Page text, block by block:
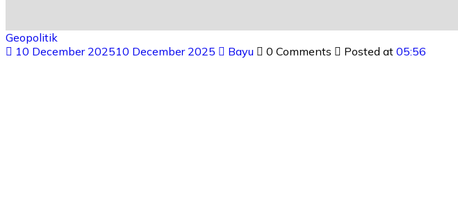
Geopolitik
10 December 202510 December 2025 Bayu 0 Comments Posted at 05:56